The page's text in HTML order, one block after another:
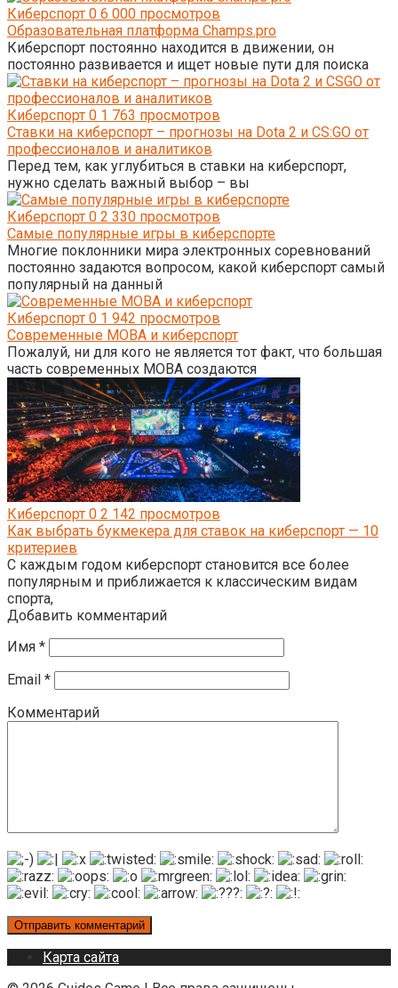
Киберспорт 0 6 000 просмотров
Образовательная платформа Champs.pro
Киберспорт постоянно находится в движении, он
постоянно развивается и ищет новые пути для поиска
Киберспорт 0 1 763 просмотров
Ставки на киберспорт – прогнозы на Dota 2 и CS:GO от
профессионалов и аналитиков
Перед тем, как углубиться в ставки на киберспорт,
нужно сделать важный выбор – вы
Киберспорт 0 2 330 просмотров
Самые популярные игры в киберспорте
Многие поклонники мира электронных соревнований
постоянно задаются вопросом, какой киберспорт самый
популярный на данный
Киберспорт 0 1 942 просмотров
Современные MOBA и киберспорт
Пожалуй, ни для кого не является тот факт, что большая
часть современных MOBA создаются
Киберспорт 0 2 142 просмотров
Как выбрать букмекера для ставок на киберспорт — 10
критериев
С каждым годом киберспорт становится все более
популярным и приближается к классическим видам
спорта,
Добавить комментарий
Имя *
Email *
Комментарий
Карта сайта